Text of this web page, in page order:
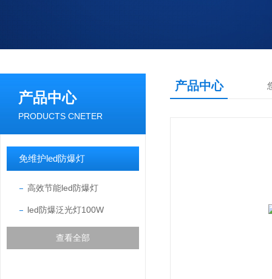
产品中心
PRODUCTS CNETER
免维护led防爆灯
高效节能led防爆灯
led防爆泛光灯100W
查看全部
产品中心